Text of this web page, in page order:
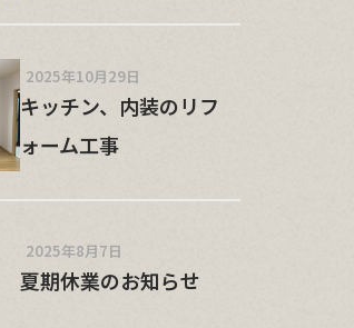
2025年10月29日
キッチン、内装のリフ
ォーム工事
2025年8月7日
夏期休業のお知らせ